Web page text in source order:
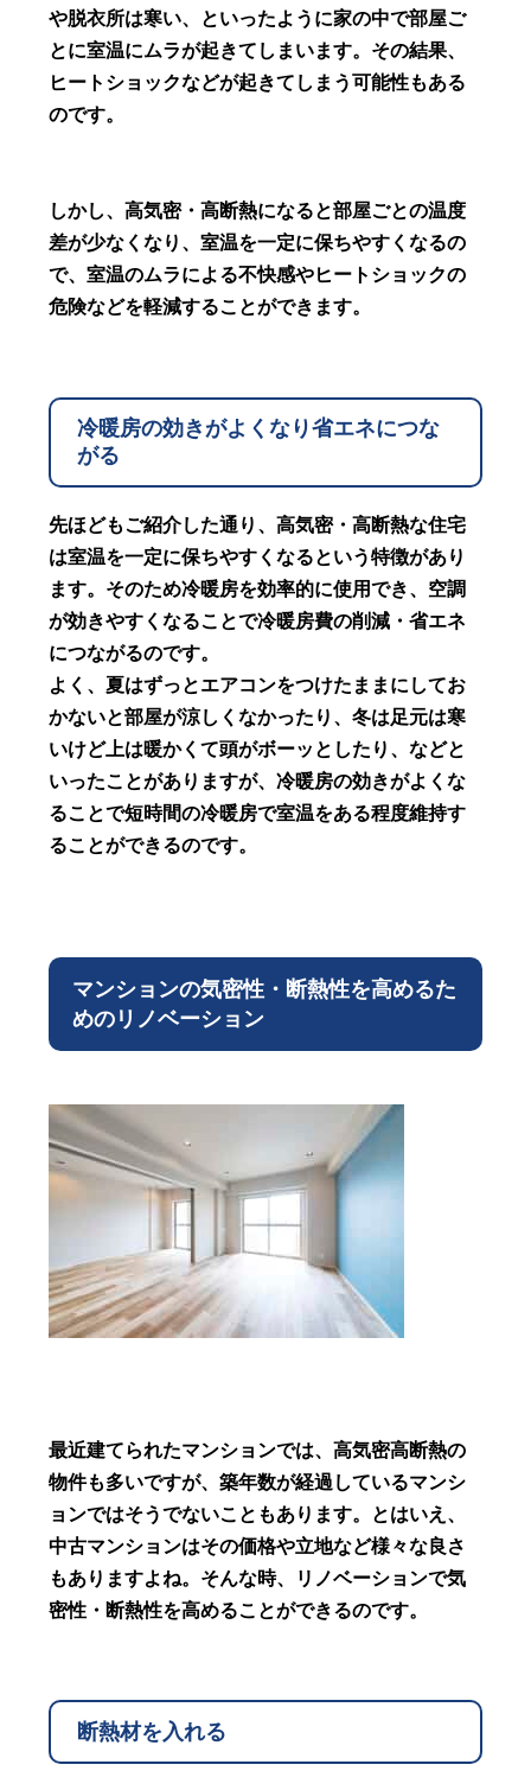
や脱衣所は寒い、といったように家の中で部屋ご
とに室温にムラが起きてしまいます。その結果、
ヒートショックなどが起きてしまう可能性もある
のです。
しかし、高気密・高断熱になると部屋ごとの温度
差が少なくなり、室温を一定に保ちやすくなるの
で、室温のムラによる不快感やヒートショックの
危険などを軽減することができます。
冷暖房の効きがよくなり省エネにつな
がる
先ほどもご紹介した通り、高気密・高断熱な住宅
は室温を一定に保ちやすくなるという特徴があり
ます。そのため冷暖房を効率的に使用でき、空調
が効きやすくなることで冷暖房費の削減・省エネ
につながるのです。
よく、夏はずっとエアコンをつけたままにしてお
かないと部屋が涼しくなかったり、冬は足元は寒
いけど上は暖かくて頭がボーッとしたり、などと
いったことがありますが、冷暖房の効きがよくな
ることで短時間の冷暖房で室温をある程度維持す
ることができるのです。
マンションの気密性・断熱性を高めるた
めのリノベーション
最近建てられたマンションでは、高気密高断熱の
物件も多いですが、築年数が経過しているマンシ
ョンではそうでないこともあります。とはいえ、
中古マンションはその価格や立地など様々な良さ
もありますよね。そんな時、リノベーションで気
密性・断熱性を高めることができるのです。
断熱材を入れる